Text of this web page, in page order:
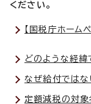
ください。
【国税庁ホーム
どのような経
なぜ給付ではな
定額減税の対